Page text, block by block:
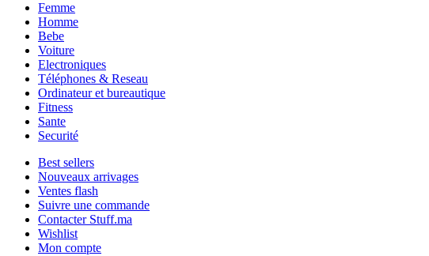
Femme
Homme
Bebe
Voiture
Electroniques
Téléphones & Reseau
Ordinateur et bureautique
Fitness
Sante
Securité
Best sellers
Nouveaux arrivages
Ventes flash
Suivre une commande
Contacter Stuff.ma
Wishlist
Mon compte